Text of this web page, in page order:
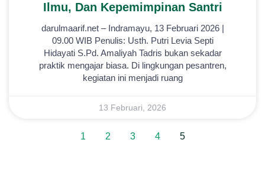
Ilmu, Dan Kepemimpinan Santri
darulmaarif.net – Indramayu, 13 Februari 2026 |
09.00 WIB Penulis: Usth. Putri Levia Septi
Hidayati S.Pd. Amaliyah Tadris bukan sekadar
praktik mengajar biasa. Di lingkungan pesantren,
kegiatan ini menjadi ruang
13 Februari, 2026
1 2 3 4 5